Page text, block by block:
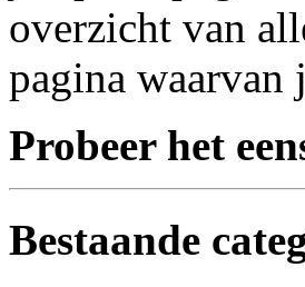
overzicht van
pagina waarvan
Probeer het
Bestaande